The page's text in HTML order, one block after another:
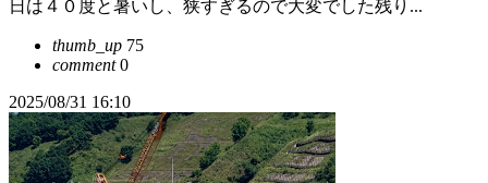
日は４０度と暑いし、狭すぎるので大変でした残り...
thumb_up 75
comment0
2025/08/31 16:10